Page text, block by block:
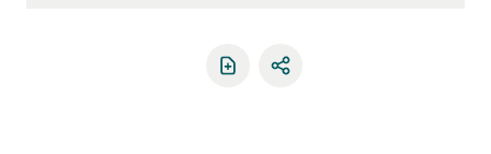
Partager le produit